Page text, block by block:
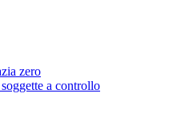
zero
a controllo